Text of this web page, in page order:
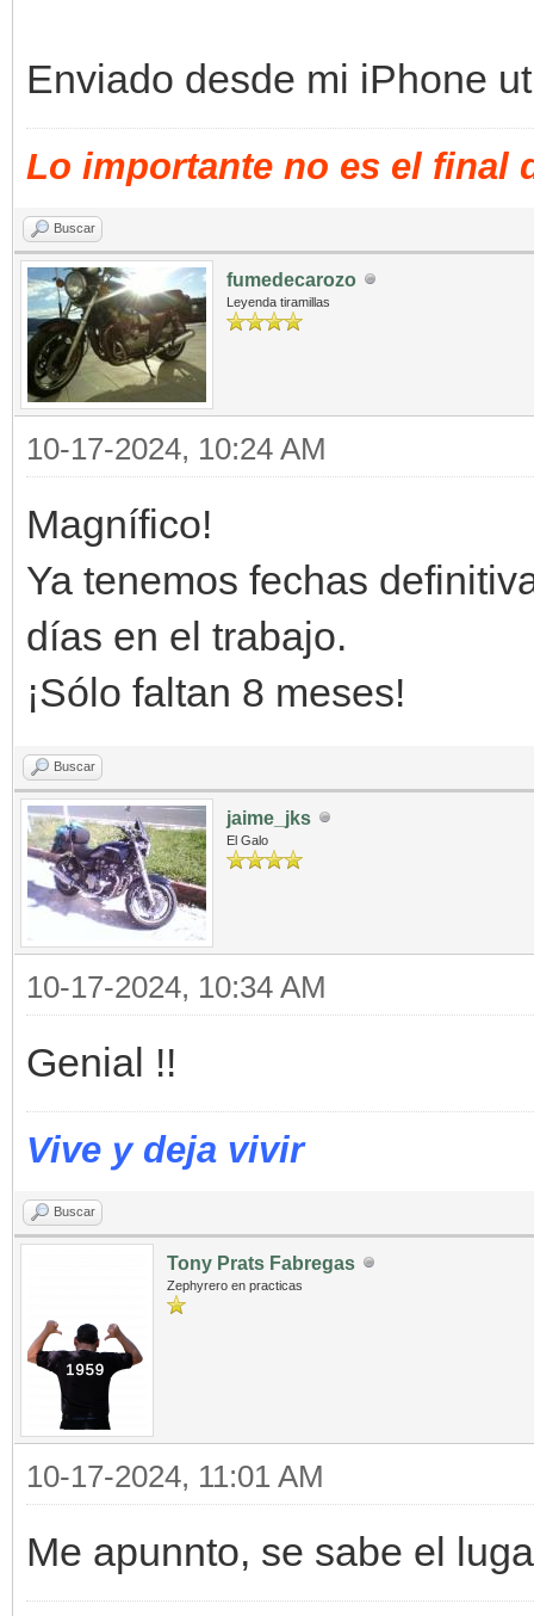
Enviado desde mi iPhone
Lo importante no es el final
Buscar
fumedecarozo
Leyenda tiramillas
10-17-2024, 10:24 AM
Magnífico!
Ya tenemos fechas
días en el trabajo.
¡Sólo faltan 8 meses!
Buscar
jaime_jks
El Galo
10-17-2024, 10:34 AM
Genial !!
Vive y deja vivir
Buscar
Tony Prats Fabregas
Zephyrero en practicas
10-17-2024, 11:01 AM
Me apunnto, se sabe el